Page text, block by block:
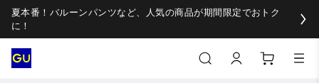
夏本番！バルーンパンツなど、人気の商品が期間限定でおトク
に！